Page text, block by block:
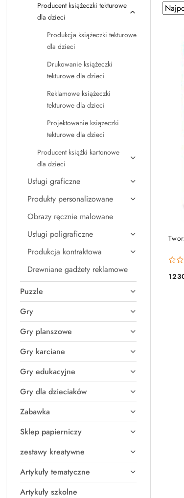
Producent książeczki tekturowe
dla dzieci
Produkcja książeczki tekturowe
dla dzieci
Drukowanie książeczki
tekturowe dla dzieci
Reklamowe książeczki
tekturowe dla dzieci
Projektowanie książeczki
tekturowe dla dzieci
Producent książki kartonowe
dla dzieci
Usługi graficzne
Produkty personalizowane
Obrazy ręcznie malowane
Usługi poligraficzne
Produkcja kontraktowa
Drewniane gadżety reklamowe
Puzzle
Gry
Gry planszowe
Gry karciane
Gry edukacyjne
Gry dla dzieciaków
Zabawka
Sklep papierniczy
zestawy kreatywne
Artykuły tematyczne
Artykuły szkolne
Sortuj